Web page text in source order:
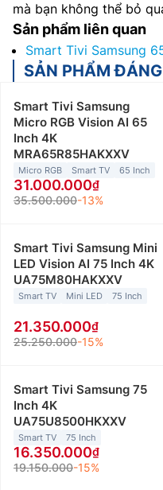
mà bạn không thể bỏ
Sản phẩm liên quan
Smart Tivi Samsung
SẢN PHẨM
Smart Tivi Samsung
Micro RGB Vision AI 65
Inch 4K
MRA65R85HAKXXV
Micro RGB Smart TV 65 Inch
31.000.000
35.500.000-13%
Smart Tivi Samsung Mini
LED Vision AI 75 Inch 4K
UA75M80HAKXXV
Smart TV Mini LED 75 Inch
21.350.000
25.250.000-15%
Smart Tivi Samsung 75
Inch 4K
UA75U8500HKXXV
Smart TV 75 Inch
16.350.000
19.150.000-15%